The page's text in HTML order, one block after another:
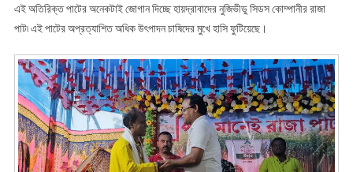
তুলে
ধরতে
ঢাকে
বোল
তুললেন
পদ্মশ্রী
গোকুল
ঢাকি
এই অতিরিক্ত পাটের অনেকটাই জোগান দিচ্ছে হায়দ্রাবাদের নুজিভীডু সিডস কোম্পানীর রাজা
পাট৷ এই পাটের অপ্রত্যাশিত অধিক উৎপাদন চাষিদের মুখে হাসি ফুটিয়েছে।